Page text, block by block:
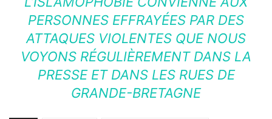
PERSONNES EFFRAYÉES PAR DES
ATTAQUES VIOLENTES QUE NOUS
VOYONS RÉGULIÈREMENT DANS LA
PRESSE ET DANS LES RUES DE
GRANDE-BRETAGNE